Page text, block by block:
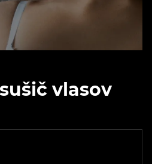
vlasov